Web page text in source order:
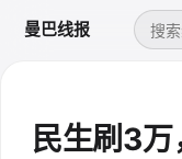
曼巴线报
民生刷3万